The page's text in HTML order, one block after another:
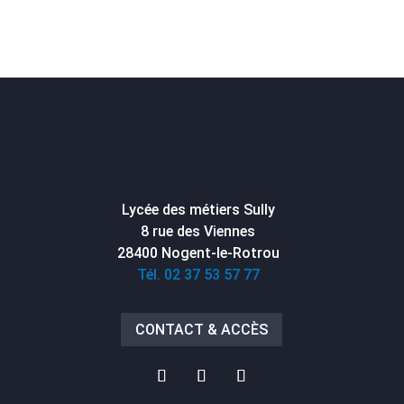
Lycée des métiers Sully
8 rue des Viennes
28400 Nogent-le-Rotrou
Tél. 02 37 53 57 77
CONTACT & ACCÈS